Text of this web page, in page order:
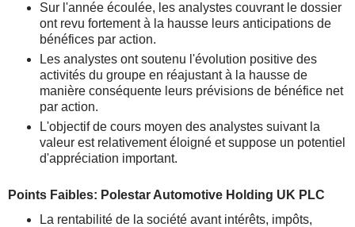
Sur l'année écoulée, les analystes couvrant le dossier
ont revu fortement à la hausse leurs anticipations de
bénéfices par action.
Les analystes ont soutenu l'évolution positive des
activités du groupe en réajustant à la hausse de
manière conséquente leurs prévisions de bénéfice net
par action.
L'objectif de cours moyen des analystes suivant la
valeur est relativement éloigné et suppose un potentiel
d'appréciation important.
Points Faibles: Polestar Automotive Holding UK PLC
La rentabilité de la société avant intérêts, impôts,